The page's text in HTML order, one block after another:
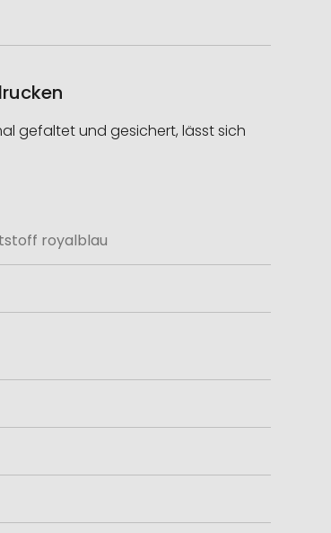
gefaltet und gesichert, lässt sich
royalblau